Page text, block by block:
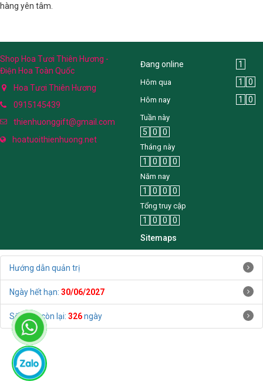
hàng yên tâm.
Shop Hoa Tươi Thiên Hương -
Điện Hoa Toàn Quốc
Hoa Tươi Thiên Hương
0915145439
thienhuonggift@gmail.com
hoatuoithienhuong.net
Đang online 1
Hôm qua 1 0
Hôm nay 1 0
Tuần này
5 0 0
Tháng này
1 0 0 0
Năm nay
1 0 0 0
Tổng truy cập
1 0 0
0
Sitemaps
Hướng dẫn quản trị
Ngày hết hạn: 30/06/2027
Số ngày còn lại: 326ngày